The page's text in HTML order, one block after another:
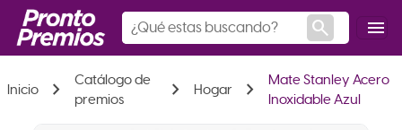
search menu
Inicio chevron_right
Catálogo de
premios
chevron_right Hogar chevron_right
Mate Stanley Acero
Inoxidable Azul